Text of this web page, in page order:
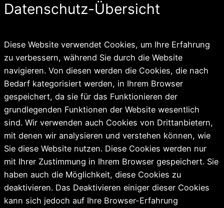
Datenschutz-Übersicht
Diese Website verwendet Cookies, um Ihre Erfahrung
zu verbessern, während Sie durch die Website
navigieren. Von diesen werden die Cookies, die nach
Bedarf kategorisiert werden, in Ihrem Browser
gespeichert, da sie für das Funktionieren der
grundlegenden Funktionen der Website wesentlich
sind. Wir verwenden auch Cookies von Drittanbietern,
mit denen wir analysieren und verstehen können, wie
Sie diese Website nutzen. Diese Cookies werden nur
mit Ihrer Zustimmung in Ihrem Browser gespeichert. Sie
haben auch die Möglichkeit, diese Cookies zu
deaktivieren. Das Deaktivieren einiger dieser Cookies
kann sich jedoch auf Ihre Browser-Erfahrung